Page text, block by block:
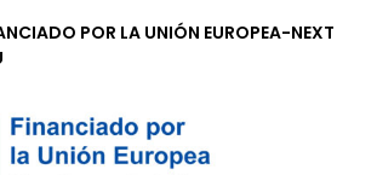
POR LA UNIÓN EUROPEA-NEXT